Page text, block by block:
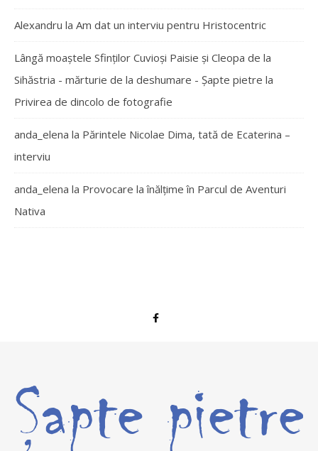
Alexandru la Am dat un interviu pentru Hristocentric
Lângă moaștele Sfinților Cuvioși Paisie și Cleopa de la
Sihăstria - mărturie de la deshumare - Şapte pietre la
Privirea de dincolo de fotografie
anda_elena la Părintele Nicolae Dima, tată de Ecaterina –
interviu
anda_elena la Provocare la înălțime în Parcul de Aventuri
Nativa